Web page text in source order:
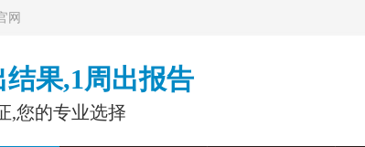
网
结果,1周出报告
,您的专业选择